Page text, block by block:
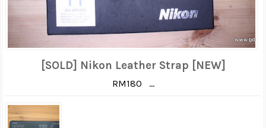
[SOLD] Nikon Leather Strap [NEW]
RM180 ...